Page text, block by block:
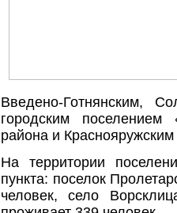
Введено-Готнянским,
городским поселением
района и
На территории
пункта: поселок
человек, село